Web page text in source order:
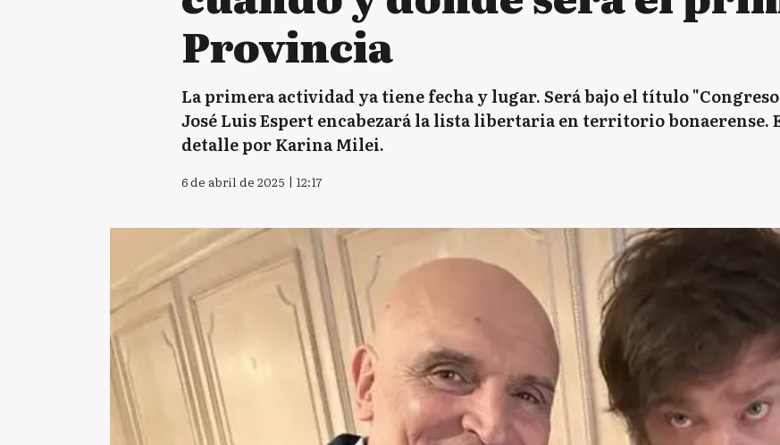
Provincia
La primera actividad ya tiene fecha y lugar. Será bajo el título
José Luis Espert encabezará la lista libertaria en territorio bonaerense.
detalle por Karina Milei.
6 de abril de 2025 | 12:17